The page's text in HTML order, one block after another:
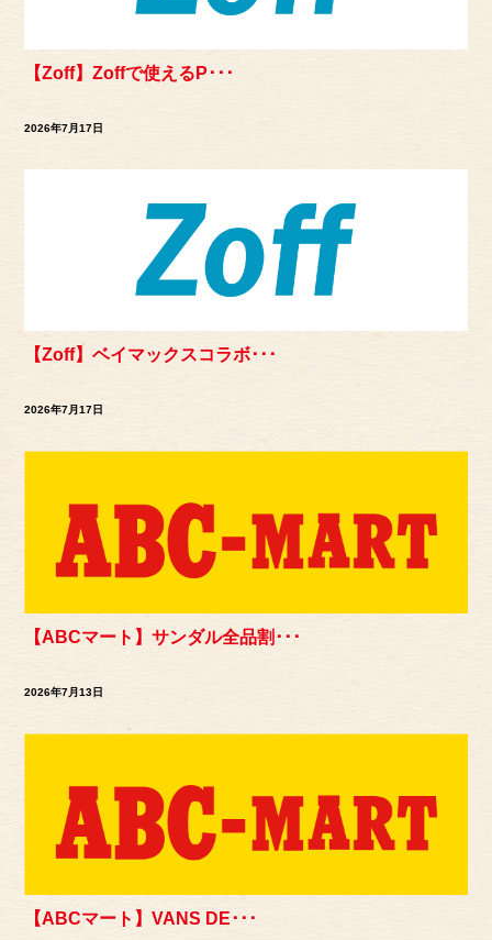
【Zoff】Zoffで使えるP･･･
2026年7月17日
【Zoff】ベイマックスコラボ･･･
2026年7月17日
【ABCマート】サンダル全品割･･･
2026年7月13日
【ABCマート】VANS DE･･･